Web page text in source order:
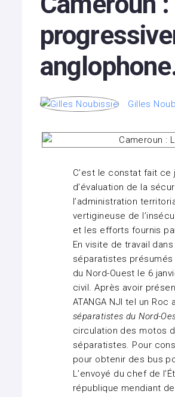
Gilles
C’est le constat fait ce
d’évaluation de la
l’administration
vertigineuse de
et les efforts fournis
En visite de travail
séparatistes
du Nord-Ouest le 6
civil. Après avoir
ATANGA NJI tel un Roc
séparatistes du Nord-
circulation des motos
séparatistes. Pour
pour obtenir des bus
L’envoyé du chef de
république mendiant